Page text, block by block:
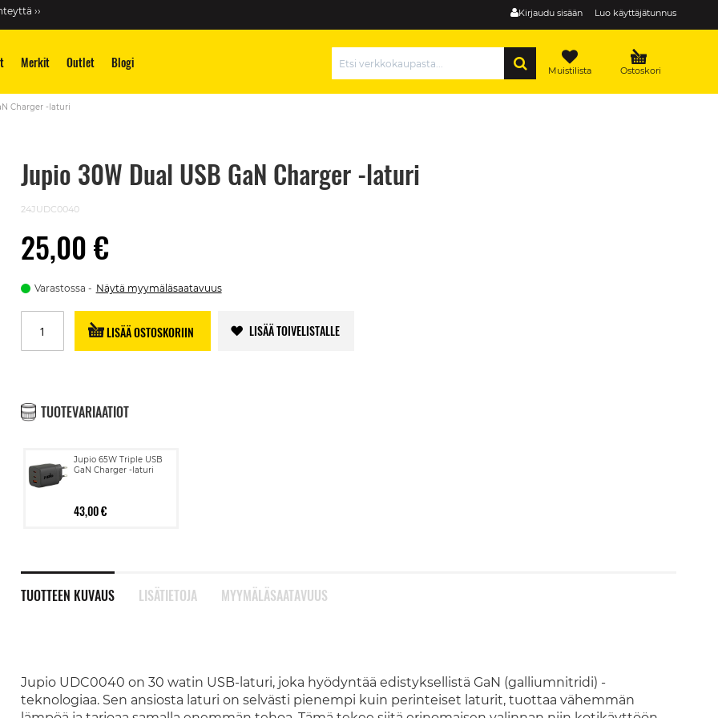
Kirjaudu sisään Luo käyttäjätunnus
››
Merkit Outlet Blogi Ostoskori
Muistilista
Charger -laturi
Jupio 30W Dual USB GaN Charger -laturi
24JUDC0040
25,00 €
Varastossa Näytä myymäläsaatavuus
LISÄÄ OSTOSKORIIN LISÄÄ TOIVELISTALLE
TUOTEVARIAATIOT
Jupio 65W Triple USB
GaN Charger -laturi
43,00 €
TUOTTEEN KUVAUS
Jupio UDC0040 on 30 watin USB-laturi, joka hyödyntää edistyksellistä GaN (galliumnitridi) -
teknologiaa. Sen ansiosta laturi on selvästi pienempi kuin perinteiset laturit, tuottaa vähemmän
LISÄTIETOJA MYYMÄLÄSAATAVUUS